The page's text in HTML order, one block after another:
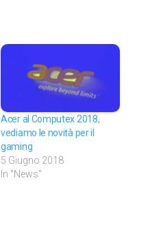
Acer al Computex 2018,
vediamo le novità per il
gaming
5 Giugno 2018
In "News"